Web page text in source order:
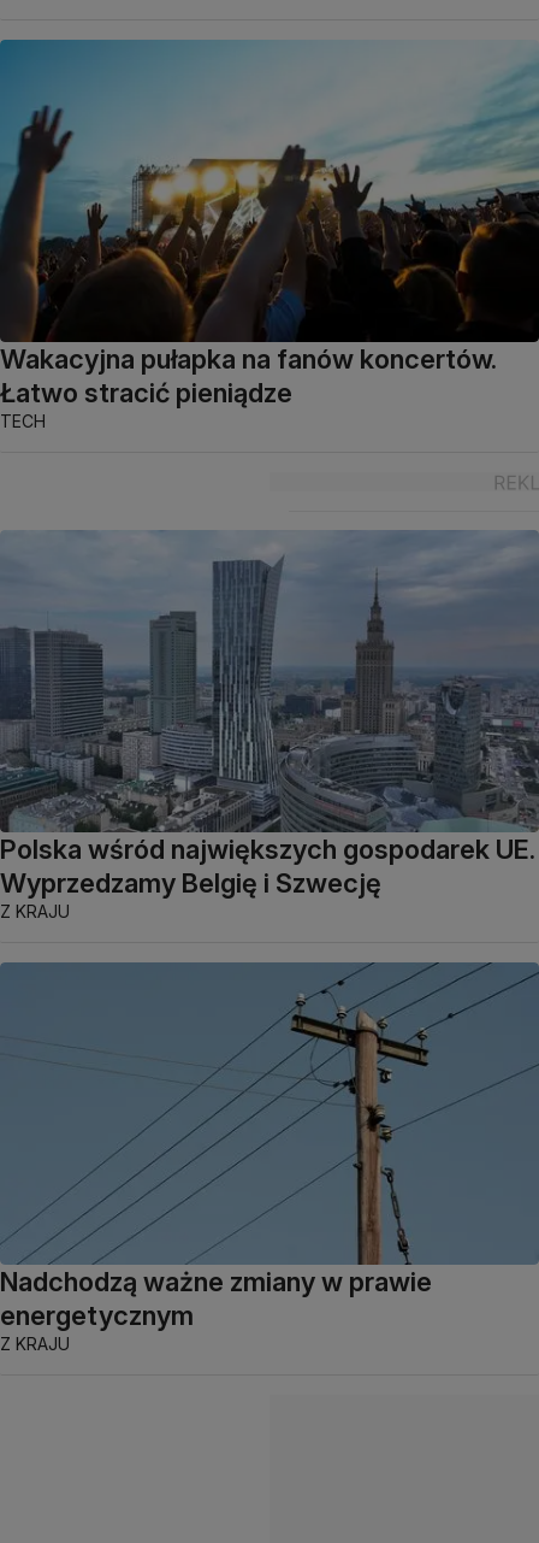
Wakacyjna pułapka na fanów koncertów.
Łatwo stracić pieniądze
TECH
Polska wśród największych gospodarek UE.
Wyprzedzamy Belgię i Szwecję
Z KRAJU
Nadchodzą ważne zmiany w prawie
energetycznym
Z KRAJU